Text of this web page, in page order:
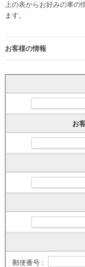
上の表からお好みの車の
ます。
お客様の情報
お
郵便番号 :